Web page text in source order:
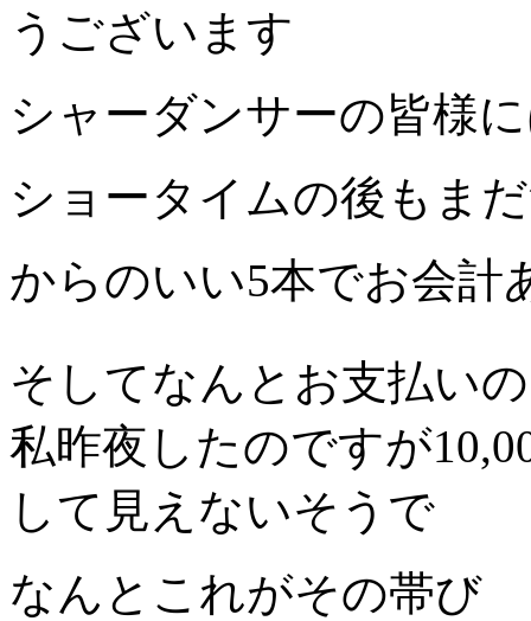
うございます
シャーダンサーの皆様
ショータイムの後もま
からのいい5本でお会計
そしてなんとお支払い
私昨夜したのですが
して見えないそうで
なんとこれがその帯び